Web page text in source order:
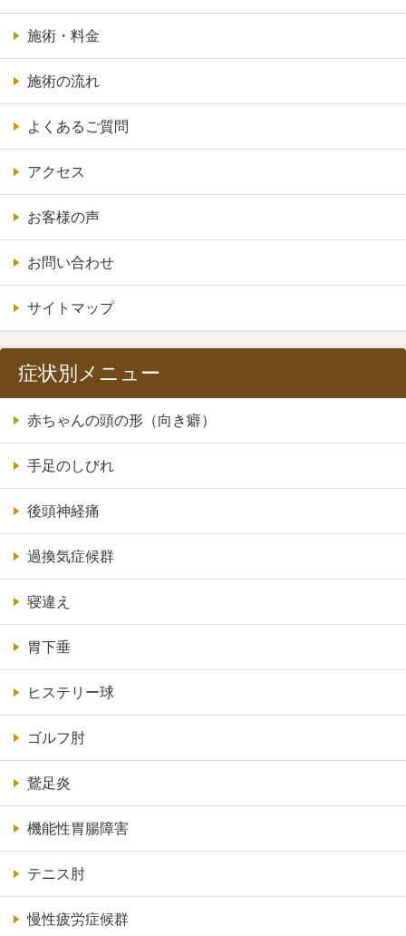
施術・料金
施術の流れ
よくあるご質問
アクセス
お客様の声
お問い合わせ
サイトマップ
症状別メニュー
赤ちゃんの頭の形（向き癖）
手足のしびれ
後頭神経痛
過換気症候群
寝違え
胃下垂
ヒステリー球
ゴルフ肘
鵞足炎
機能性胃腸障害
テニス肘
慢性疲労症候群